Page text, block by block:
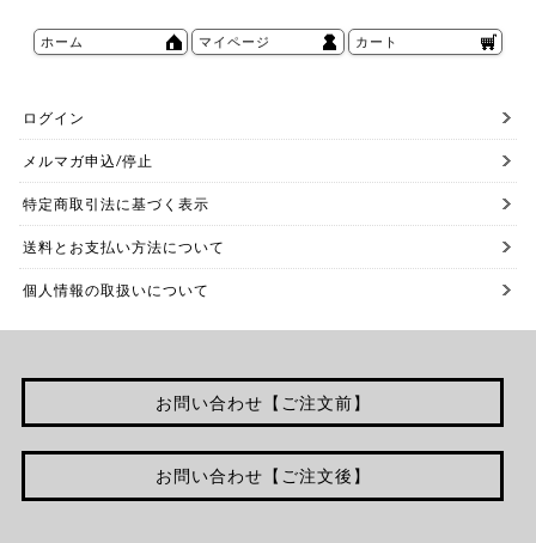
ホーム マイページ カート
ログイン
メルマガ申込/停止
特定商取引法に基づく表示
送料とお支払い方法について
個人情報の取扱いについて
お問い合わせ【ご注文前】
お問い合わせ【ご注文後】